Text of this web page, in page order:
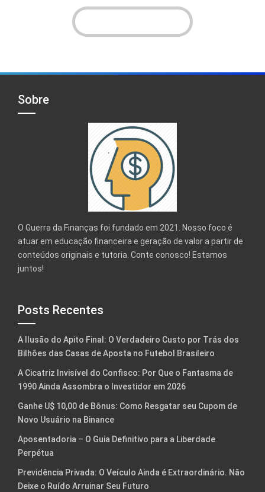
Sobre
O Guerra da Finanças foi fundado em 2021. Nosso foco é
atuar em educação financeira e geração de valor a partir de
conteúdos originais e tutoria. Conte conosco! Estamos
juntos!
Posts Recentes
A Ilusão do Apito Final: O Verdadeiro Custo por Trás dos
Bilhões das Casas de Aposta no Futebol Brasileiro
A Cicatriz Invisível do Confisco: Por Que o Fantasma de
1990 Ainda Assombra o Investidor em 2026
Ganhe U$ 10,00 de Bônus: Como Resgatar seu Cupom de
Novo Usuário na Binance
Aposentadoria – O Guia Definitivo para a Liberdade
Perpétua
Previdência Privada: O Veículo Ainda é Extraordinário. Não
Deixe o Ruído Arruinar Seu Futuro